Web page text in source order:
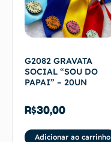
G2082 GRAVATA
SOCIAL “SOU DO
PAPAI” – 20UN
R$30,00
Adicionar ao carrinho